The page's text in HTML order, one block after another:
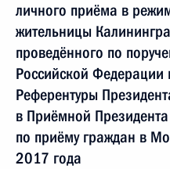
личного приёма в
жительницы
проведённого по
Российской Федерации
Референтуры
в Приёмной
по приёму граждан в
2017 года